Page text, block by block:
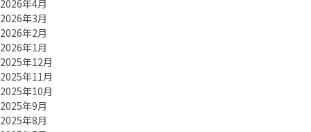
2026年4月
2026年3月
2026年2月
2026年1月
2025年12月
2025年11月
2025年10月
2025年9月
2025年8月